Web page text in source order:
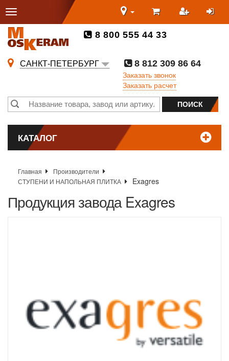
8 800 555 44 33
САНКТ-ПЕТЕРБУРГ
8 812 309 86 64
Заказать звонок
Заказать расчет
КАТАЛОГ
Главная
Производители
СТУПЕНИ И НАПОЛЬНАЯ ПЛИТКА
Exagres
Продукция завода Exagres